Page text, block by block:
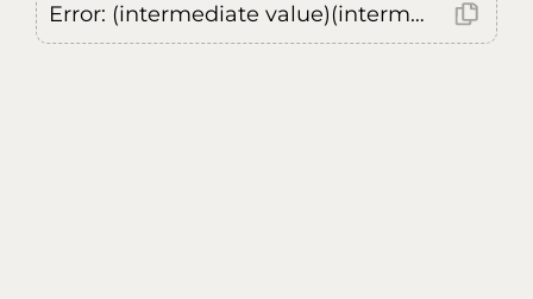
Error: (intermediate value)(intermediate value)(intermediate value).replaceAll is not a function